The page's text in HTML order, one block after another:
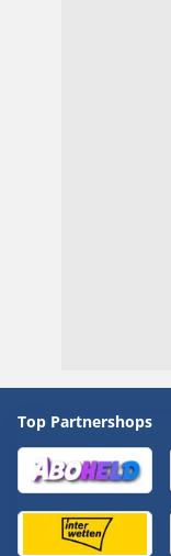
Top Partnershops